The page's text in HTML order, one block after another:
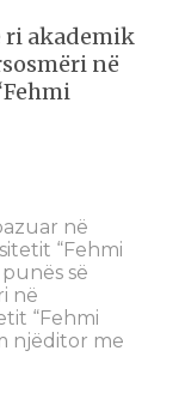
akademik
në
në
“Fehmi
së
në
“Fehmi
njëditor me